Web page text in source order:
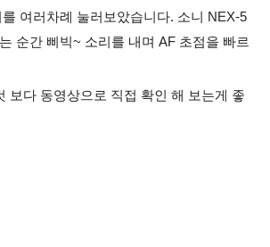
여러차례 눌러보았습니다. 소니 NEX-5
순간 삐빅~ 소리를 내며 AF 초점을 빠르
보다 동영상으로 직접 확인 해 보는게 좋